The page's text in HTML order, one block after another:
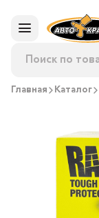
Главная Каталог